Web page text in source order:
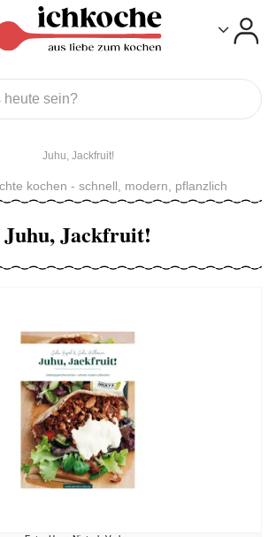
Juhu, Jackfruit!
kochen - schnell, modern, pflanzlich
Juhu, Jackfruit!